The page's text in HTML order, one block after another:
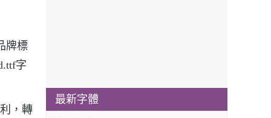
牌標
字
，轉
最新字體